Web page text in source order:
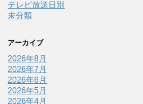
テレビ放送日別
未分類
アーカイブ
2026年8月
2026年7月
2026年6月
2026年5月
2026年4月